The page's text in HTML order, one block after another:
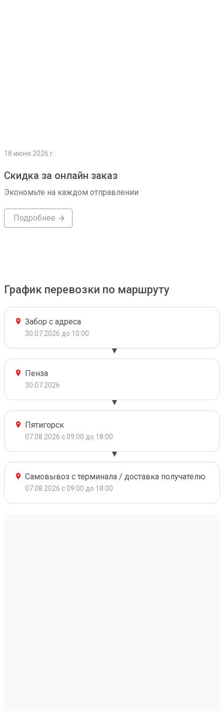
18 июня 2026 г.
Скидка за онлайн заказ
Экономьте на каждом отправлении
Подробнее
График перевозки по маршруту
Забор с адреса
30.07.2026 до 10:00
Пенза
30.07.2026
Пятигорск
07.08.2026 с 09:00 до 18:00
Самовывоз с терминала / доставка получателю
07.08.2026 с 09:00 до 18:00